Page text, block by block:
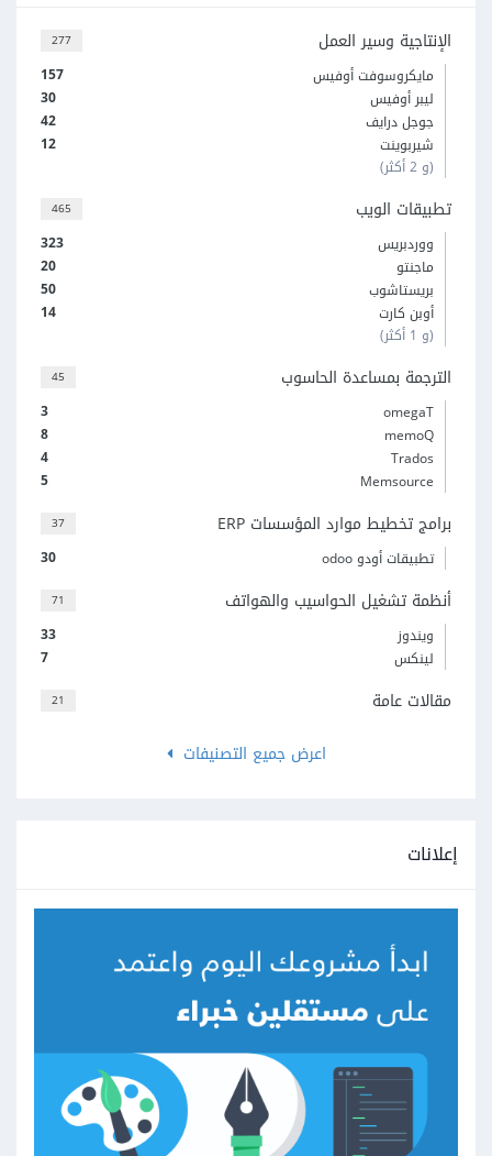
277 الإنتاجية وسير العمل
157
مايكروسوفت أوفيس
30
ليبر أوفيس
42
جوجل درايف
12
شيربوينت
(و 2 أكثر)
465 تطبيقات الويب
323
ووردبريس
20
ماجنتو
50
بريستاشوب
14
أوبن كارت
(و 1 أكثر)
45 الترجمة بمساعدة الحاسوب
3
omegaT
8
memoQ
4
Trados
5
Memsource
37 برامج تخطيط موارد المؤسسات ERP
30 تطبيقات أودو odoo
71 أنظمة تشغيل الحواسيب والهواتف
33
ويندوز
7
لينكس
21
مقالات عامة
اعرض جميع التصنيفات
إعلانات